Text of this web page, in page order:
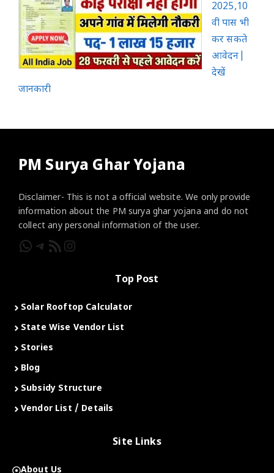
2025,10
वी पास भी
कर सकते
आवेदन|
देखें
जानकारी
PM Surya Ghar Yojana
Disclaimer- This is not a official website. We only provide
information about the PM surya ghar yojana and do not
collect any personal information of the user.
WhatsApp
Telegram
RSS FeedInstagram
Top Post
Solar Rooftop Calculator
State Wise Vendor List
Stories
Blog
Subsidy Structure
Vendor List / Details
Site Links
About Us